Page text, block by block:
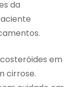
da
em
cirrose.